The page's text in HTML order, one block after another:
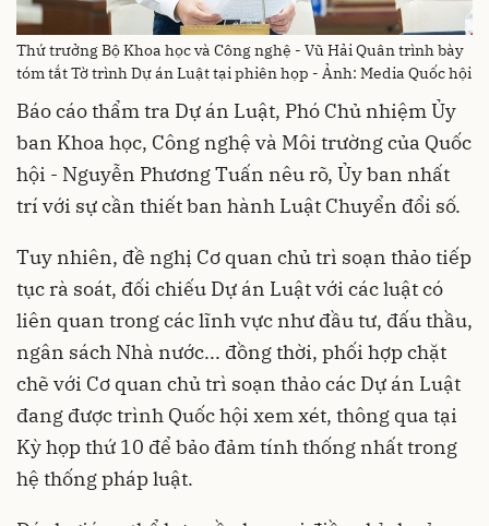
Thứ trưởng Bộ Khoa học và Công nghệ - Vũ Hải Quân trình bày
tóm tắt Tờ trình Dự án Luật tại phiên họp - Ảnh: Media Quốc hội
Báo cáo thẩm tra Dự án Luật, Phó Chủ nhiệm Ủy
ban Khoa học, Công nghệ và Môi trường của Quốc
hội - Nguyễn Phương Tuấn nêu rõ, Ủy ban nhất
trí với sự cần thiết ban hành Luật Chuyển đổi số.
Tuy nhiên, đề nghị Cơ quan chủ trì soạn thảo tiếp
tục rà soát, đối chiếu Dự án Luật với các luật có
liên quan trong các lĩnh vực như đầu tư, đấu thầu,
ngân sách Nhà nước... đồng thời, phối hợp chặt
chẽ với Cơ quan chủ trì soạn thảo các Dự án Luật
đang được trình Quốc hội xem xét, thông qua tại
Kỳ họp thứ 10 để bảo đảm tính thống nhất trong
hệ thống pháp luật.